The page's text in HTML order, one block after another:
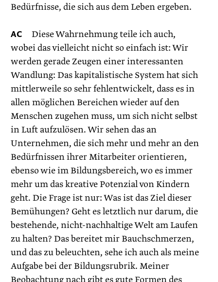
Bedürfnisse, die sich aus dem Leben ergeben.
AC Diese Wahrnehmung teile ich auch,
wobei das vielleicht nicht so einfach ist: Wir
werden gerade Zeugen einer interessanten
Wandlung: Das kapitalistische System hat sich
mittlerweile so sehr ­fehlentwickelt, dass es in
allen möglichen Bereichen ­wieder auf den
Menschen zugehen muss, um sich nicht selbst
in Luft aufzulösen. Wir sehen das an
Unternehmen, die sich mehr und mehr an den
Bedürfnissen ihrer Mitarbeiter orientieren,
ebenso wie im Bildungs­bereich, wo es immer
mehr um das kreative Potenzial von Kindern
geht. Die Frage ist nur: Was ist das Ziel dieser
Bemühungen? Geht es letztlich nur darum, die
bestehende, nicht-nachhaltige Welt am Laufen
zu halten? Das bereitet mir Bauchschmerzen,
und das zu beleuchten, sehe ich auch als meine
Aufgabe bei der Bildungsrubrik. Meiner